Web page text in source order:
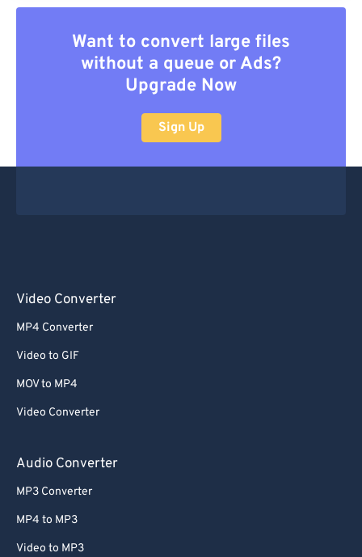
Want to convert large files
without a queue or Ads?
Upgrade Now
Sign Up
Video Converter
MP4 Converter
Video to GIF
MOV to MP4
Video Converter
Audio Converter
MP3 Converter
MP4 to MP3
Video to MP3